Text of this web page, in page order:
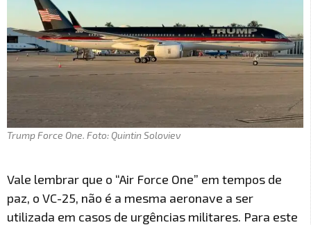
Trump Force One. Foto: Quintin Soloviev
Vale lembrar que o “Air Force One” em tempos de
paz, o VC-25, não é a mesma aeronave a ser
utilizada em casos de urgências militares. Para este